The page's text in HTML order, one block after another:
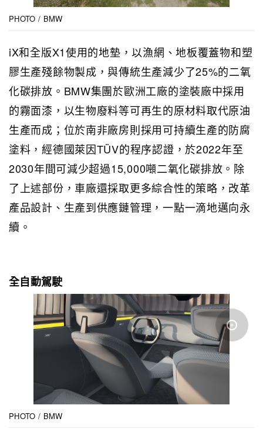
PHOTO / BMW
iX和全版X1使用的地墊，以漁網、地板覆蓋物和塑
膠生產殘餘物製成，與傳統生產減少了25%的二氧
化碳排放。BMW集團於歐洲工廠的塗裝廠中採用
的霧面漆，以生物廢料等可再生的原材料取代原油
生產而成；位於南非廠房則採用可持續生產的防腐
塗料，經德國萊因TÜV的程序認證，於2022年至
2030年間可減少超過15,000噸二氧化碳排放。除
了上述部份，車廠還採取更多綜合性的策略，改革
產品設計、生產到供應鏈管理，一點一滴地邁向永
續。
全自動駕駛
PHOTO / BMW